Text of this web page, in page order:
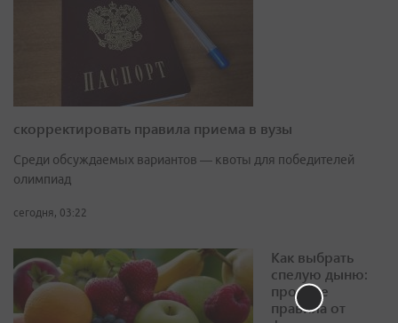
скорректировать правила приема в вузы
Среди обсуждаемых вариантов — квоты для победителей
олимпиад
сегодня, 03:22
Как выбрать
спелую дыню:
простые
правила от